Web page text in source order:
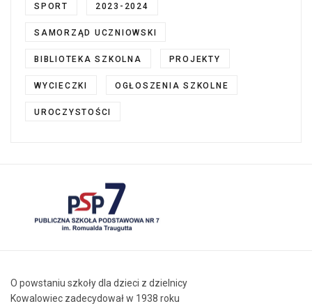
SPORT 2023-2024
SAMORZĄD UCZNIOWSKI
BIBLIOTEKA SZKOLNA PROJEKTY
WYCIECZKI OGŁOSZENIA SZKOLNE
UROCZYSTOŚCI
O powstaniu szkoły dla dzieci z dzielnicy
Kowalowiec zadecydował w 1938 roku